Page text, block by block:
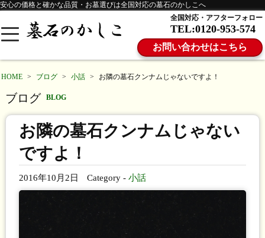
安心の価格と確かな品質・お墓選びは全国対応の墓石のかしこへ
全国対応・アフターフォロー
TEL:0120-953-574
お問い合わせはこちら
HOME > ブログ > 小話 > お隣の墓石クンナムじゃないですよ！
ブログ BLOG
お隣の墓石クンナムじゃない
ですよ！
2016年10月2日 Category -小話